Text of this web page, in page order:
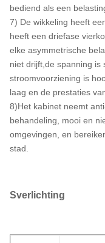
bediend als een
7) De wikkeling heeft
heeft een driefase
elke asymmetrische
niet drijft,de spanning is
stroomvoorziening is
laag en de prestaties
8)Het kabinet neemt
behandeling, mooi en
omgevingen, en
stad.
Sverlichting